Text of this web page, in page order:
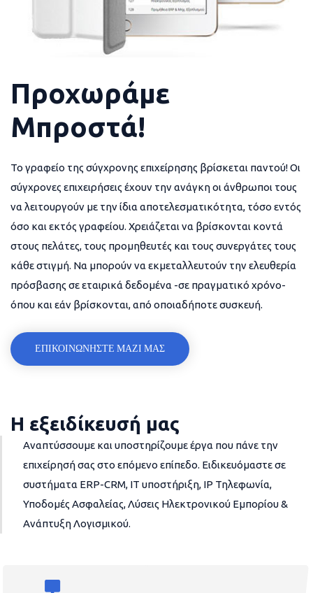
Προχωράμε
Μπροστά!
Το γραφείο της σύγχρονης επιχείρησης βρίσκεται παντού! Οι
σύγχρονες επιχειρήσεις έχουν την ανάγκη οι άνθρωποι τους
να λειτουργούν με την ίδια αποτελεσματικότητα, τόσο εντός
όσο και εκτός γραφείου. Χρειάζεται να βρίσκονται κοντά
στους πελάτες, τους προμηθευτές και τους συνεργάτες τους
κάθε στιγμή. Να μπορούν να εκμεταλλευτούν την ελευθερία
πρόσβασης σε εταιρικά δεδομένα -σε πραγματικό χρόνο-
όπου και εάν βρίσκονται, από οποιαδήποτε συσκευή.
ΕΠΙΚΟΙΝΩΝΗΣΤΕ ΜΑΖΙ ΜΑΣ
Η εξειδίκευσή μας
Αναπτύσσουμε και υποστηρίζουμε έργα που πάνε την
επιχείρησή σας στο επόμενο επίπεδο. Ειδικευόμαστε σε
συστήματα ERP-CRM, IT υποστήριξη, IP Τηλεφωνία,
Υποδομές Ασφαλείας, Λύσεις Ηλεκτρονικού Εμπορίου &
Ανάπτυξη Λογισμικού.